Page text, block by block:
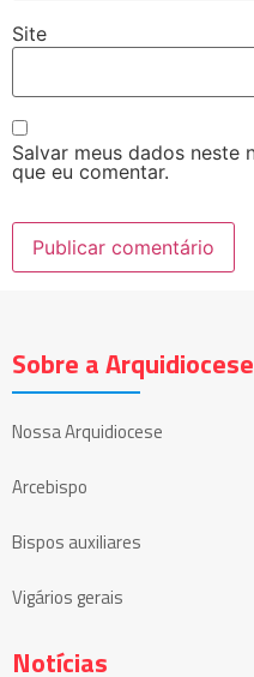
Site
Salvar meus dados neste
que eu comentar.
Sobre a Arquidiocese
Nossa Arquidiocese
Arcebispo
Bispos auxiliares
Vigários gerais
Notícias